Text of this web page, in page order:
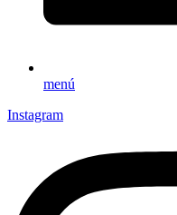
menú
Instagram